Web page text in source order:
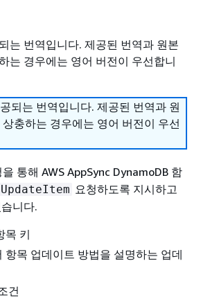
는 번역입니다. 제공된 번역과 원본
는 경우에는 영어 버전이 우선합니
되는 번역입니다. 제공된 번역과 원
충하는 경우에는 영어 버전이 우선
을 통해 AWS AppSync DynamoDB 함
UpdateItem 요청하도록 지시하고
니다.
목 키
항목 업데이트 방법을 설명하는 업데
건